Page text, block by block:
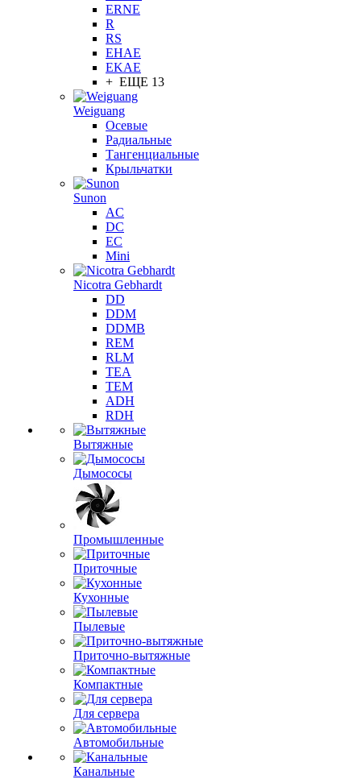
ERNE
R
RS
EHAE
EKAE
+ ЕЩЕ 13
Weiguang
Осевые
Радиальные
Тангенциальные
Крыльчатки
Sunon
AC
DC
EC
Mini
Nicotra Gebhardt
DD
DDM
DDMB
REM
RLM
TEA
TEM
ADH
RDH
Вытяжные
Дымососы
Промышленные
Приточные
Кухонные
Пылевые
Приточно-вытяжные
Компактные
Для сервера
Автомобильные
Канальные